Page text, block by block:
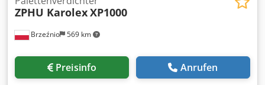
Brzeźnio 569 km
ZPHU KarolexXP1000
Preisinfo Anrufen